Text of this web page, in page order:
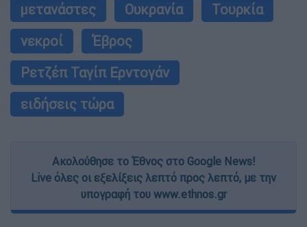
μετανάστες Ουκρανία
Τουρκία
νεκροί
Έβρος
Ρετζέπ Ταγίπ Ερντογάν
ειδήσεις τώρα
Ακολούθησε το Έθνος στο Google News!
Live όλες οι εξελίξεις λεπτό προς λεπτό, με την
υπογραφή του www.ethnos.gr